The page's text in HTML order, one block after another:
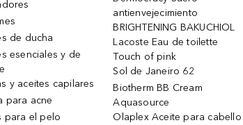
de ducha
esenciales y de
y aceites capilares
para acne
para el pelo
antienvejecimiento
BRIGHTENING BAKUCHIOL
Lacoste Eau de toilette
Touch of pink
Sol de Janeiro 62
Biotherm BB Cream
Aquasource
Olaplex Aceite para cabello